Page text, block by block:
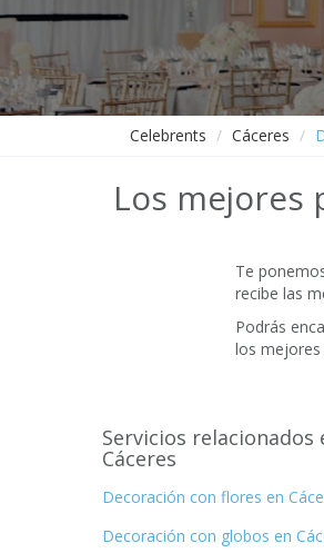
Celebrents Cáceres
Los mejores
Te
recibe las
Podrás
los mejores
Servicios relacionados
Cáceres
Decoración con flores en
Decoración con globos en